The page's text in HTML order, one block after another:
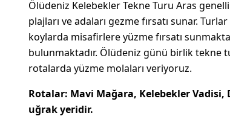
Ölüdeniz Kelebekler Tekne Turu Aras
plajları ve adaları gezme fırsatı sunar.
koylarda misafirlere yüzme fırsatı
bulunmaktadır. Ölüdeniz günü birlik tekne
rotalarda yüzme molaları veriyoruz.
Rotalar: Mavi Mağara, Kelebekler Vadisi,
uğrak yeridir.